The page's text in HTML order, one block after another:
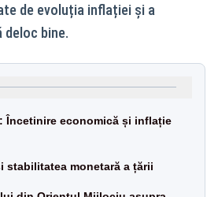
de evoluția inflației și a
deloc bine.
Încetinire economică și inflație
stabilitatea monetară a țării